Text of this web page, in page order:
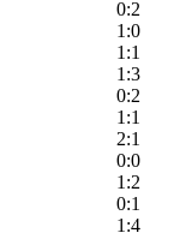
0:2
1:0
1:1
1:3
0:2
1:1
2:1
0:0
1:2
0:1
1:4